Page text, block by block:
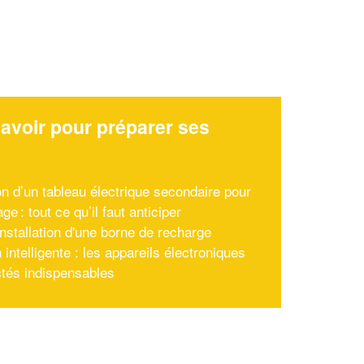
pour préparer ses
d’un tableau électrique secondaire pour
: tout ce qu’il faut anticiper
d'une borne de recharge
intelligente : les appareils électroniques
indispensables